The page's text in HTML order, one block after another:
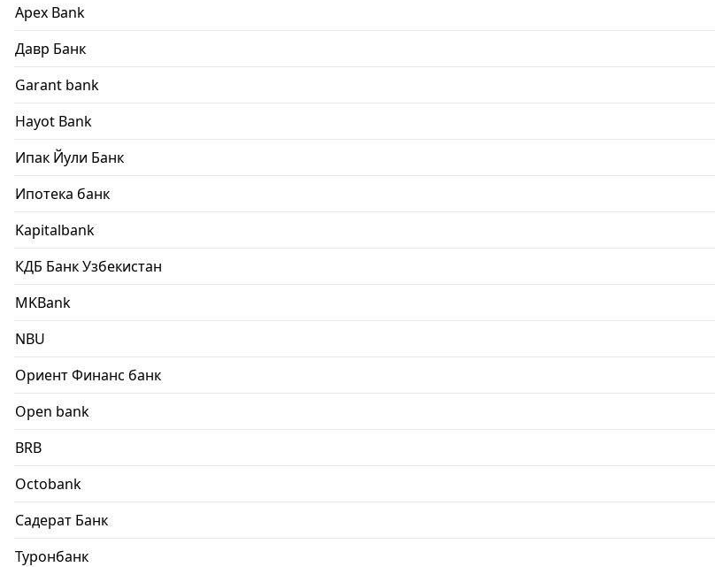
Apex Bank
Давр Банк
Garant bank
Hayot Bank
Ипак Йули Банк
Ипотека банк
Kapitalbank
КДБ Банк Узбекистан
MKBank
NBU
Ориент Финанс банк
Open bank
BRB
Octobank
Садерат Банк
Туронбанк